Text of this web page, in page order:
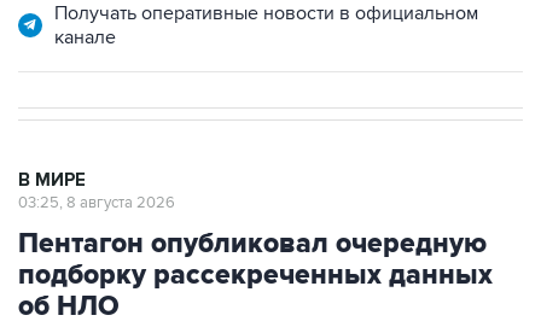
Получать оперативные новости в официальном
канале
В МИРЕ
03:25, 8 августа 2026
Пентагон опубликовал очередную
подборку рассекреченных данных
об НЛО